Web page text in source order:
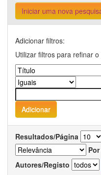
Iniciar uma nova
Adicionar filtros:
Utilizar filtros para refinar
Resultados/Página
Autores/Registo